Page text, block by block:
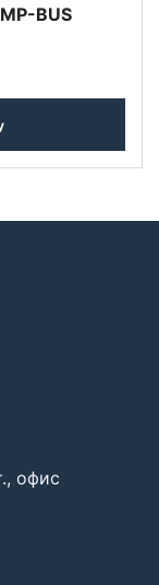
BUS
офис